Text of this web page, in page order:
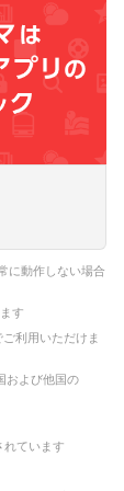
に動作しない場合
す
利用いただけま
および他国の
れています